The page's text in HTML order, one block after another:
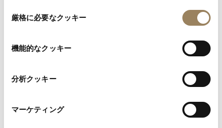
厳格に必要なクッキー
機能的なクッキー
分析クッキー
マーケティング
によって掘られ、磨かれ、熱で接合されています。
文字盤はスノーセッティングで211個のブリリアン
トカット・ダイヤモンドで覆われ、12時位置にペ
アシェイプ・ダイヤモンドがひとつ配されていま
す。またオパールを用いた時刻表示のオフセンター
ダイヤルではブレゲゴールド製のブレゲ針が回転し
ます。ブラジル原産のオパールは、グリーン、ピン
ク、ブルーなどを経てグリーンからグレーへと移り